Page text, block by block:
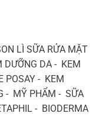
LÌ SỮA RỬA MẶT
DA - KEM
POSAY - KEM
- MỸ PHẨM - SỮA
- BIODERMA